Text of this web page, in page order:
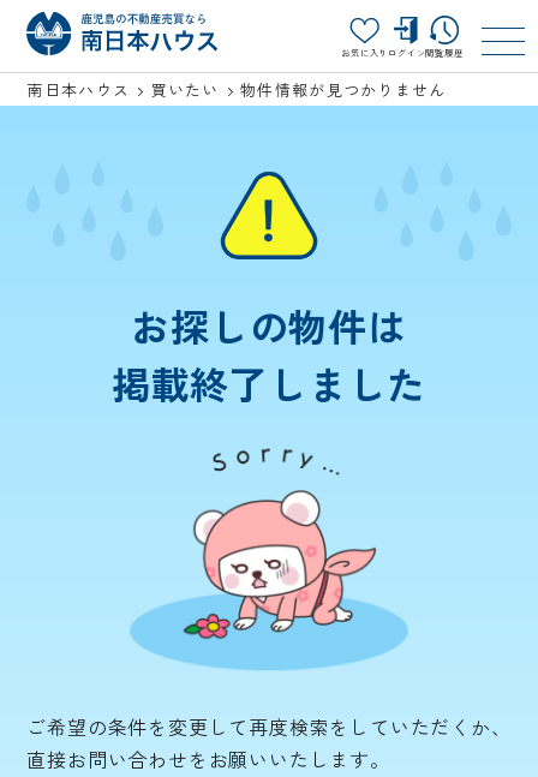
お気に入り ログイン閲覧履歴
南日本ハウス 買いたい 物件情報が見つかりません
お探しの物件は
掲載終了しました
ご希望の条件を変更して再度検索をしていただくか、
直接お問い合わせをお願いいたします。